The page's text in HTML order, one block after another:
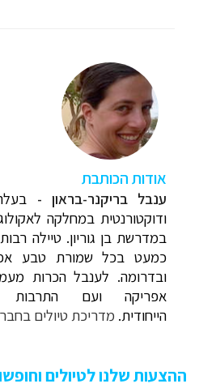
אודות הכותבת
ענבל בריקנר-בראון -
ודוקטורנטית במחלקה
במדרשת בן גוריון. טיילה
כמעט בכל שמורת טבע
ובדרומה. לענבל הכרות
אפריקה ועם התרבות
הייחודית. מדריכת טיולים
ההצעות שלנו לטיולים